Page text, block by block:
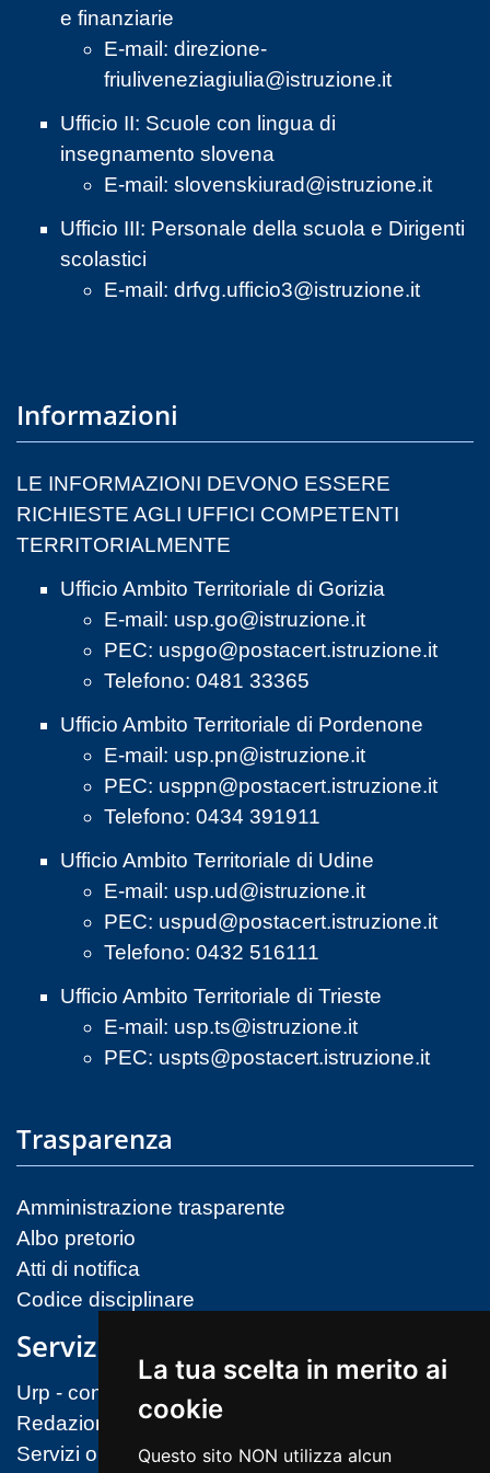
La tua scelta in merito ai
cookie
Questo sito NON utilizza alcun
e finanziarie
E-mail: direzione-
friuliveneziagiulia@istruzione.it
Ufficio II: Scuole con lingua di
insegnamento slovena
E-mail: slovenskiurad@istruzione.it
Ufficio III: Personale della scuola e Dirigenti
scolastici
E-mail: drfvg.ufficio3@istruzione.it
Informazioni
LE INFORMAZIONI DEVONO ESSERE
RICHIESTE AGLI UFFICI COMPETENTI
TERRITORIALMENTE
Ufficio Ambito Territoriale di Gorizia
E-mail: usp.go@istruzione.it
PEC: uspgo@postacert.istruzione.it
Telefono: 0481 33365
Ufficio Ambito Territoriale di Pordenone
E-mail: usp.pn@istruzione.it
PEC: usppn@postacert.istruzione.it
Telefono: 0434 391911
Ufficio Ambito Territoriale di Udine
E-mail: usp.ud@istruzione.it
PEC: uspud@postacert.istruzione.it
Telefono: 0432 516111
Ufficio Ambito Territoriale di Trieste
E-mail: usp.ts@istruzione.it
PEC: uspts@postacert.istruzione.it
Trasparenza
Amministrazione trasparente
Albo pretorio
Atti di notifica
Codice disciplinare
Servizi
Urp - contatti
Redazione sito
Servizi on-line (MIM)